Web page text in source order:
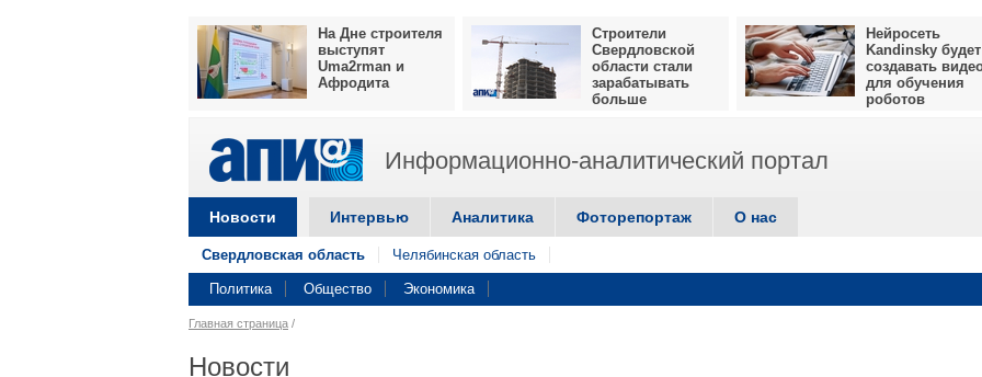
На Дне строителя
выступят
Uma2rman и
Афродита
Строители
Свердловской
области стали
зарабатывать
больше
Нейросеть
Kandinsky будет
создавать
для обучения
роботов
Информационно-аналитический портал
Новости Интервью Аналитика Фоторепортаж О нас
Свердловская область Челябинская область
Политика Общество Экономика
Главная страница /
Новости